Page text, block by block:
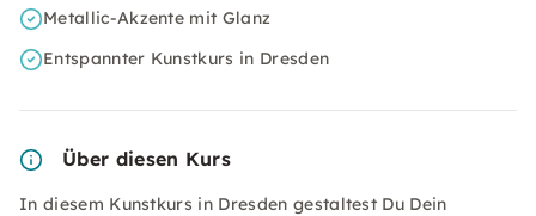
Metallic-Akzente mit Glanz
Entspannter Kunstkurs in Dresden
Über diesen Kurs
In diesem Kunstkurs in Dresden gestaltest Du Dein